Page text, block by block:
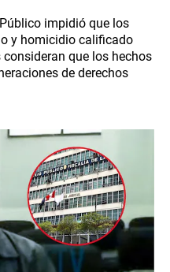
impidió que los
y homicidio calificado
que los hechos
de derechos